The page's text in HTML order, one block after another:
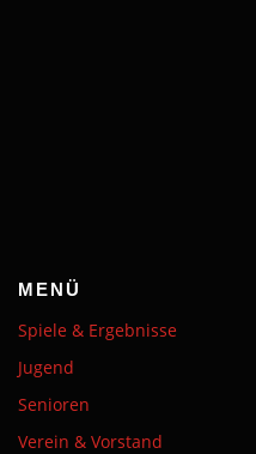
MENÜ
Spiele & Ergebnisse
Jugend
Senioren
Verein & Vorstand